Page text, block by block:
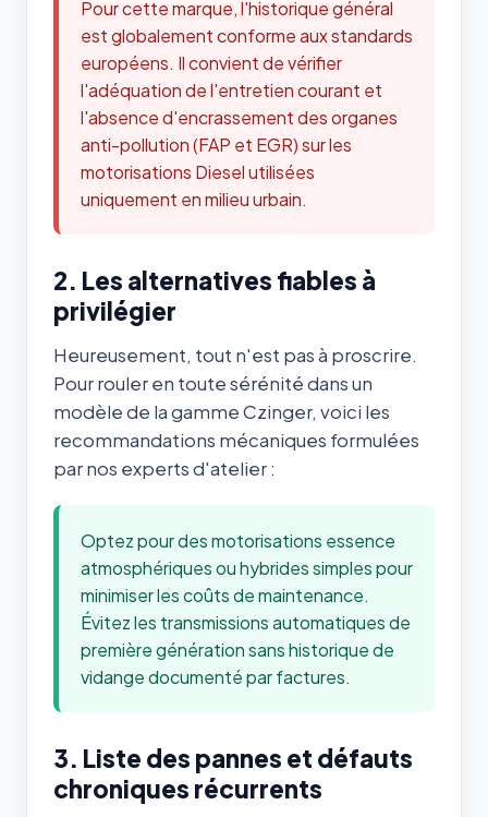
Pour cette marque, l'historique général
est globalement conforme aux standards
européens. Il convient de vérifier
l'adéquation de l'entretien courant et
l'absence d'encrassement des organes
anti-pollution (FAP et EGR) sur les
motorisations Diesel utilisées
uniquement en milieu urbain.
2. Les alternatives fiables à
privilégier
Heureusement, tout n'est pas à proscrire.
Pour rouler en toute sérénité dans un
modèle de la gamme Czinger, voici les
recommandations mécaniques formulées
par nos experts d'atelier :
Optez pour des motorisations essence
atmosphériques ou hybrides simples pour
minimiser les coûts de maintenance.
Évitez les transmissions automatiques de
première génération sans historique de
vidange documenté par factures.
3. Liste des pannes et défauts
chroniques récurrents